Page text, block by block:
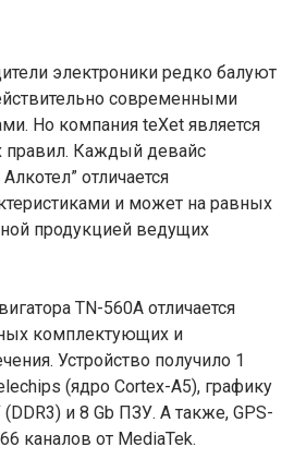
электроники редко балуют
современными
Но компания teXet является
правил. Каждый девайс
отличается
и может на равных
продукцией ведущих
TN-560A отличается
комплектующих и
Устройство получило 1
(ядро Cortex-A5), графику
и 8 Gb ПЗУ. А также, GPS-
каналов от MediaTek.